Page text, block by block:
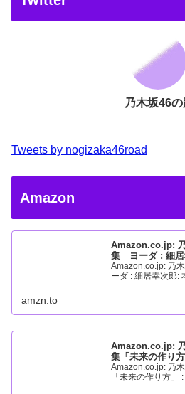
乃木坂46
Tweets by nogizaka46road
Amazon
Amazon.co.jp:
集 ヨーダ : 細居
Amazon.co.jp: 乃
ーダ : 細居幸次郎:
amzn.to
Amazon.co.jp:
集「未来の作り
Amazon.co.jp: 乃
「未来の作り方」